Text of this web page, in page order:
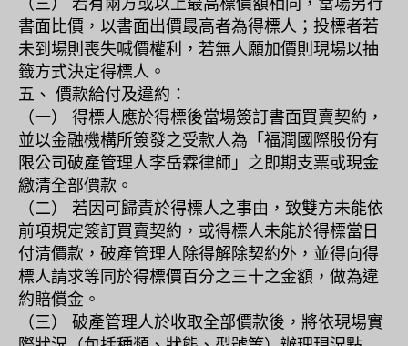
書面比價，以書面出價最高者為得標人；投標者若
未到場則喪失喊價權利，若無人願加價則現場以抽
籤方式決定得標人。
五、 價款給付及違約：
（一） 得標人應於得標後當場簽訂書面買賣契約，
並以金融機構所簽發之受款人為「福潤國際股份有
限公司破產管理人李岳霖律師」之即期支票或現金
繳清全部價款。
（二） 若因可歸責於得標人之事由，致雙方未能依
前項規定簽訂買賣契約，或得標人未能於得標當日
付清價款，破產管理人除得解除契約外，並得向得
標人請求等同於得標價百分之三十之金額，做為違
約賠償金。
（三） 破產管理人於收取全部價款後，將依現場實